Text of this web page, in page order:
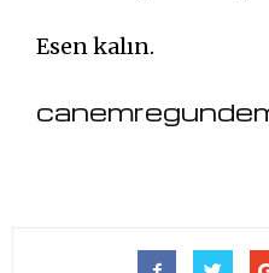
Esen kalın.